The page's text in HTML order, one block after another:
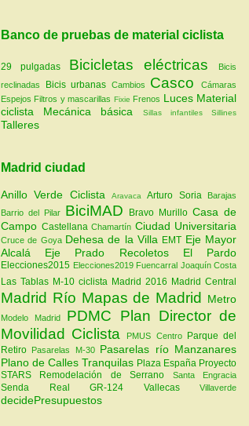
Banco de pruebas de material ciclista
29 pulgadas Bicicletas eléctricas
Bicis
reclinadas
Bicis urbanas Cambios Casco
Cámaras
Espejos Filtros y mascarillas Fixie Frenos Luces Material
ciclista
Mecánica básica Sillas infantiles Sillines
Talleres
Madrid ciudad
Anillo Verde Ciclista AravacaArturo Soria
Barajas
Barrio del Pilar BiciMAD Bravo MurilloCasa de
Campo Castellana Chamartín Ciudad Universitaria
Cruce de Goya Dehesa de la Villa EMT Eje Mayor
Alcalá Eje Prado Recoletos El Pardo
Elecciones2015 Elecciones2019 Fuencarral Joaquín Costa
Las Tablas M-10 ciclista Madrid 2016 Madrid Central
Madrid Río Mapas de Madrid Metro
Modelo Madrid PDMC Plan Director de
Movilidad Ciclista
PMUS Centro Parque del
Retiro Pasarelas M-30 Pasarelas río Manzanares
Plano de Calles Tranquilas Plaza España Proyecto
STARS Remodelación de Serrano Santa Engracia
Senda Real GR-124 Vallecas Villaverde
decidePresupuestos